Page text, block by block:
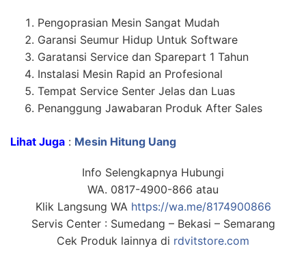
Pengoprasian Mesin Sangat Mudah
Garansi Seumur Hidup Untuk Software
Garatansi Service dan Sparepart 1 Tahun
Instalasi Mesin Rapid an Profesional
Tempat Service Senter Jelas dan Luas
Penanggung Jawabaran Produk After Sales
Lihat Juga : Mesin Hitung Uang
Info Selengkapnya Hubungi
WA. 0817-4900-866 atau
Klik Langsung WA https://wa.me/8174900866
Servis Center : Sumedang – Bekasi – Semarang
Cek Produk lainnya di rdvitstore.com